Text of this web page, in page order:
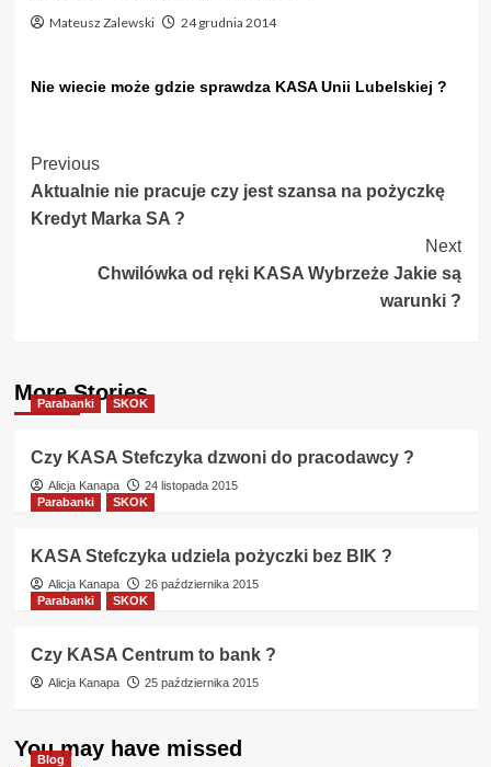
Mateusz Zalewski 24 grudnia 2014
Nie wiecie może gdzie sprawdza KASA Unii Lubelskiej ?
Post
Navigation
Previous
Aktualnie nie pracuje czy jest szansa na pożyczkę
Kredyt Marka SA ?
Next
Chwilówka od ręki KASA Wybrzeże Jakie są
warunki ?
More Stories
Parabanki SKOK
Czy KASA Stefczyka dzwoni do pracodawcy ?
Alicja Kanapa
24 listopada 2015
Parabanki
SKOK
KASA Stefczyka udziela pożyczki bez BIK ?
Alicja Kanapa
26 października 2015
Parabanki
SKOK
Czy KASA Centrum to bank ?
Alicja Kanapa 25 października 2015
You may have missed
Blog